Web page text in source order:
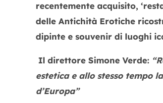
recentemente acquisito,
delle Antichità Erotiche
dipinte e souvenir di luoghi
Il direttore Simone Verde:
estetica e allo stesso tempo
d’Europa”